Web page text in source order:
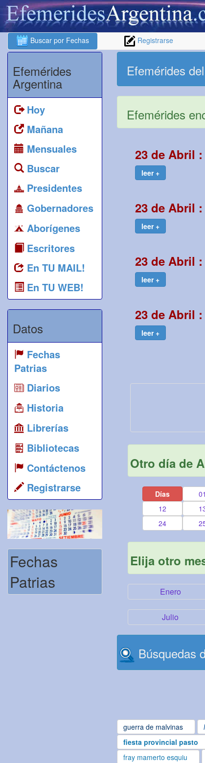
Buscar por Fechas Registrarse
Efemérides
Argentina
Hoy
Mañana
Mensuales
Buscar
Presidentes
Gobernadores
Aborígenes
Escritores
En TU MAIL!
En TU WEB!
Datos
Fechas
Patrias
Diarios
Historia
Librerías
Bibliotecas
Contáctenos
Registrarse
Fechas
Patrias
Efemérides
Efemérides
23 de Abril :
leer +
23 de Abril :
leer +
23 de Abril :
leer +
23 de Abril :
leer +
Otro día de
Días 01
12
24
Elija otro
Enero
Julio
Búsquedas
guerra de malvinas
fiesta provincial pasto
fray mamerto esquiu